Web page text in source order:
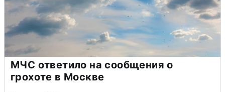
МЧС ответило на сообщения о
грохоте в Москве